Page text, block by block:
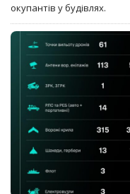
окупантів у будівлях.